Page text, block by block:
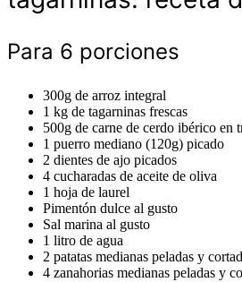
Para 6 porciones
300g de arroz integral
1 kg de tagarninas frescas
500g de carne de cerdo ibérico en
1 puerro mediano (120g) picado
2 dientes de ajo picados
4 cucharadas de aceite de oliva
1 hoja de laurel
Pimentón dulce al gusto
Sal marina al gusto
1 litro de agua
2 patatas medianas peladas y
4 zanahorias medianas peladas y